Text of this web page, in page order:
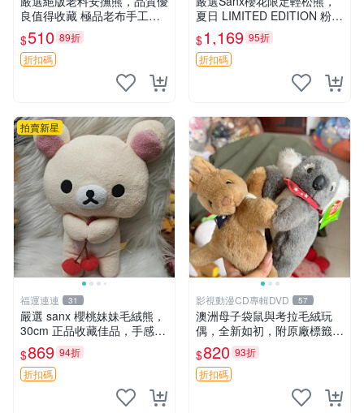
良值得收藏 極品老布手工安
撫搖鈴玩具，適合哄睡寶貝
超柔老料搖鈴熊，專為孩子設
計的安心伴護 推薦絕版老布
製工藝搖鈴熊，可當作童
$510 89折
折扣碼
夏日 LIMITED EDITION 粉色
毛絨熊，背有拉鏈設計，肚內
填充豆袋，精致工藝呈現，狀
態如新，適合收藏與送人 櫻
$1,169 95折
折扣碼
拍賣新星
福運連連 31
嚴選 sanx 櫻桃妹妹毛絨熊，
30cm 正品收藏佳品，手感極
軟，適合贈送與收藏 櫻桃妹
妹、sanx、毛絨熊
$869 94折
折扣碼
影視動漫CD專輯DVD 57
澳洲母子袋鼠與考拉毛絨玩
偶，全新如初，附原廠標籤，
手感極軟，適合贈送親朋好
友。袋鼠與考拉正版，精緻尺
寸，適合作為收藏或家飾擺
設，增添暖意。 母子、袋
$820 93折
折扣碼